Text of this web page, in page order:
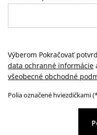
Výberom Pokračovať
data ochranné informácie
všeobecné obchodné
Polia označené hviezdičkami